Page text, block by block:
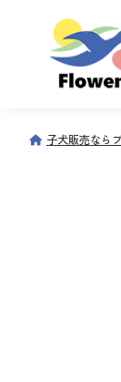
子犬販売なら